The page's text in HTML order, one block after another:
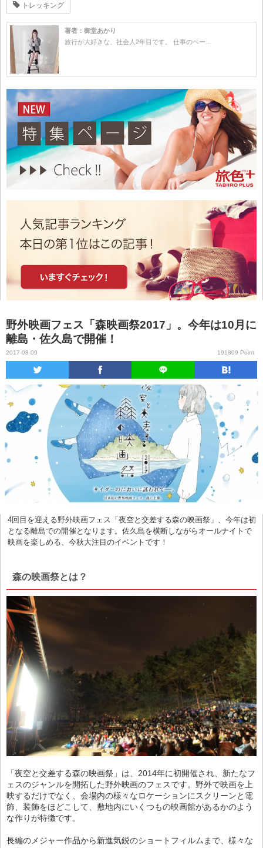
トレッキング
著者：御堂あかり
旅行が大好きな、社会人2年目です。 仕事のペー…
野外映画フェス「森映画祭2017」。今年は10月に
離島・佐久島で開催！
2017-08-09 191809 Point
4回目を迎える野外映画フェス「夜空と交差する森の映画祭」、今年は初
となる離島での開催となります。佐久島を横断しながらオールナイトで
映画を楽しめる、今秋大注目のイベントです！
森の映画祭とは？
「夜空と交差する森の映画祭」は、2014年に初開催され、新たなフ
ェスのジャンルを開拓した野外映画のフェスです。野外で映画を上
映するだけでなく、会場内の様々なロケーションにスクリーンと電
飾、装飾をほどこして、敷地内にいくつもの映画館があるかのよう
な作りが特徴です。
長編のメジャー作品から新進気鋭のショートフィルムまで、様々な